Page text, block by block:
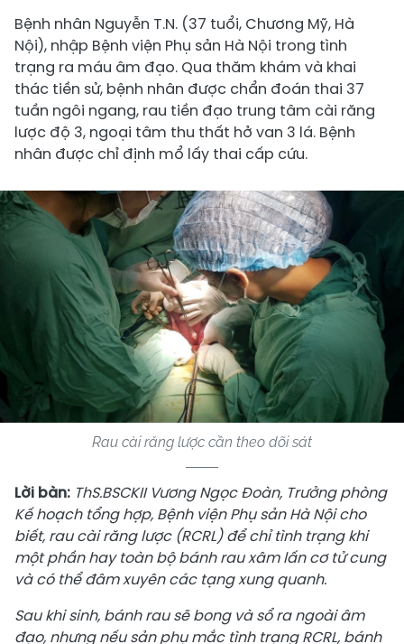
Bệnh nhân Nguyễn T.N. (37 tuổi, Chương Mỹ, Hà
Nội), nhập Bệnh viện Phụ sản Hà Nội trong tình
trạng ra máu âm đạo. Qua thăm khám và khai
thác tiền sử, bệnh nhân được chẩn đoán thai 37
tuần ngôi ngang, rau tiền đạo trung tâm cài răng
lược độ 3, ngoại tâm thu thất hở van 3 lá. Bệnh
nhân được chỉ định mổ lấy thai cấp cứu.
Rau cài răng lược cần theo dõi sát
Lời bàn: ThS.BSCKII Vương Ngọc Đoàn, Trưởng phòng
Kế hoạch tổng hợp, Bệnh viện Phụ sản Hà Nội cho
biết, rau cài răng lược (RCRL) để chỉ tình trạng khi
một phần hay toàn bộ bánh rau xâm lấn cơ tử cung
và có thể đâm xuyên các tạng xung quanh.
Sau khi sinh, bánh rau sẽ bong và sổ ra ngoài âm
đạo, nhưng nếu sản phụ mắc tình trạng RCRL, bánh